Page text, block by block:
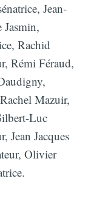
Jean-
Rachid
Rémi Féraud,
Mazuir,
Luc
Jean Jacques
Olivier